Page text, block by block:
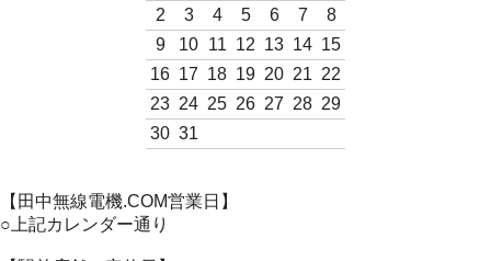
2
3 4 5 6 7
8
9
10 11 12 13 14 15
16 17 18 19 20 21 22
23 24 25 26 27 28 29
30 31
【田中無線電機.COM営業日】
○上記カレンダー通り